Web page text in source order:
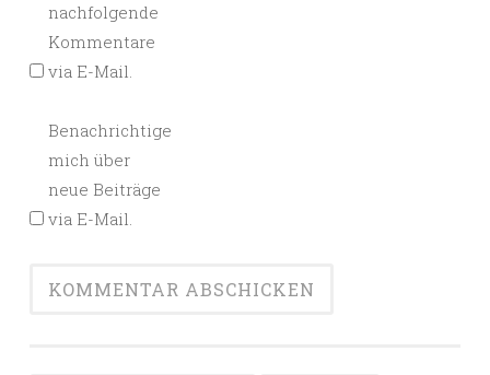
nachfolgende
Kommentare
via E-Mail.
Benachrichtige
mich über
neue Beiträge
via E-Mail.